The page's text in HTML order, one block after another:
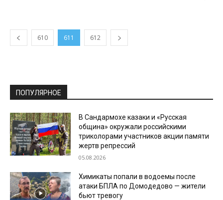
610 611 612
ПОПУЛЯРНОЕ
В Сандармохе казаки и «Русская
община» окружали российскими
триколорами участников акции памяти
жертв репрессий
05.08.2026
Химикаты попали в водоемы после
атаки БПЛА по Домодедово — жители
бьют тревогу